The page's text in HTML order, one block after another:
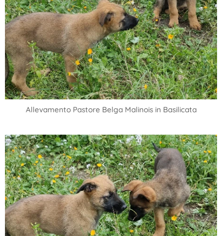
Allevamento Pastore Belga Malinois in Basilicata